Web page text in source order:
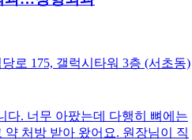
로 175, 갤럭시타워 3층 (서초동)
다. 너무 아팠는데 다행히 뼈에는
처방 받아 왔어요. 원장님이 직